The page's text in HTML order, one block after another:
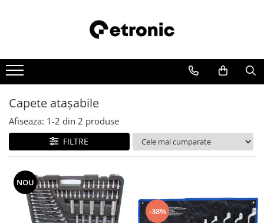
Capete ataşabile
Afiseaza: 1-2 din 2 produse
FILTRE
NOU
-38%